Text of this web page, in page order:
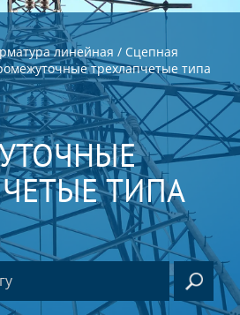
линейная / Сцепная
трехлапчетые типа
ТИПА